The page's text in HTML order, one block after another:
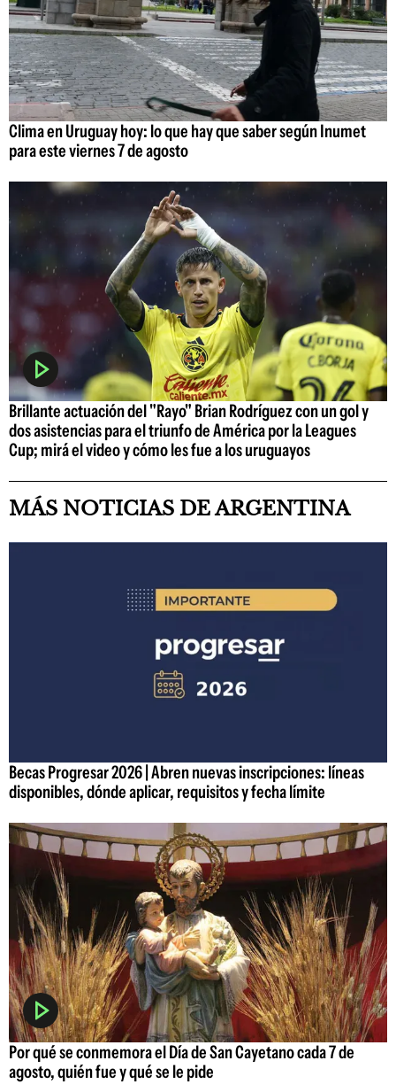
Clima en Uruguay hoy: lo que hay que saber según Inumet
para este viernes 7 de agosto
Brillante actuación del "Rayo" Brian Rodríguez con un gol y
dos asistencias para el triunfo de América por la Leagues
Cup; mirá el video y cómo les fue a los uruguayos
MÁS NOTICIAS DE ARGENTINA
Becas Progresar 2026 | Abren nuevas inscripciones: líneas
disponibles, dónde aplicar, requisitos y fecha límite
Por qué se conmemora el Día de San Cayetano cada 7 de
agosto, quién fue y qué se le pide